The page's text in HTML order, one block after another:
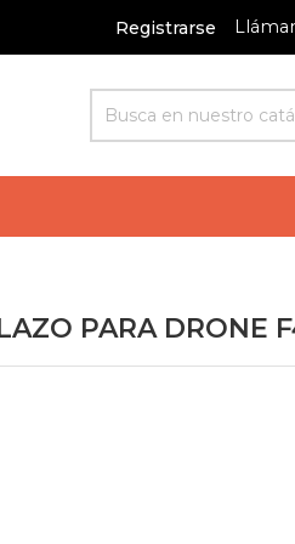
Registrarse
PARA DRONE